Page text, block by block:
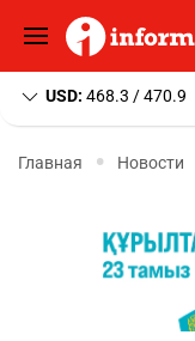
USD: 468.3 / 470.9
Главная Новости